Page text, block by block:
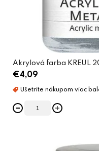
Akrylová farba KREUL
€4,09